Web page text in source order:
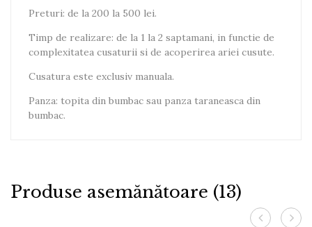
Preturi: de la 200 la 500 lei.
Timp de realizare: de la 1 la 2 saptamani, in functie de
complexitatea cusaturii si de acoperirea ariei cusute.
Cusatura este exclusiv manuala.
Panza: topita din bumbac sau panza taraneasca din
bumbac.
Produse asemănătoare (13)